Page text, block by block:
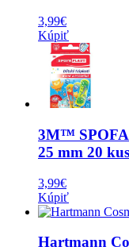
3,99€
Kúpiť
3M™
25 mm 20
3,99€
Kúpiť
Hartmann